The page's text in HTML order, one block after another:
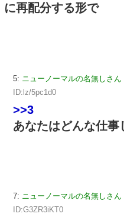
に再配分する形で
5: ニューノーマルの名無しさん
ID:lz/5pc1d0
>>3
あなたはどんな仕事
7: ニューノーマルの名無しさん
ID:G3ZR3iKT0